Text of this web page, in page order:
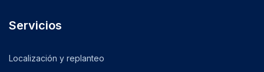
Servicios
Localización y replanteo